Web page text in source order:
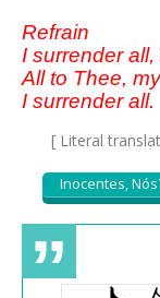
Refrain
I surrender
All to Thee,
I surrender all.
[ Literal
Inocentes,